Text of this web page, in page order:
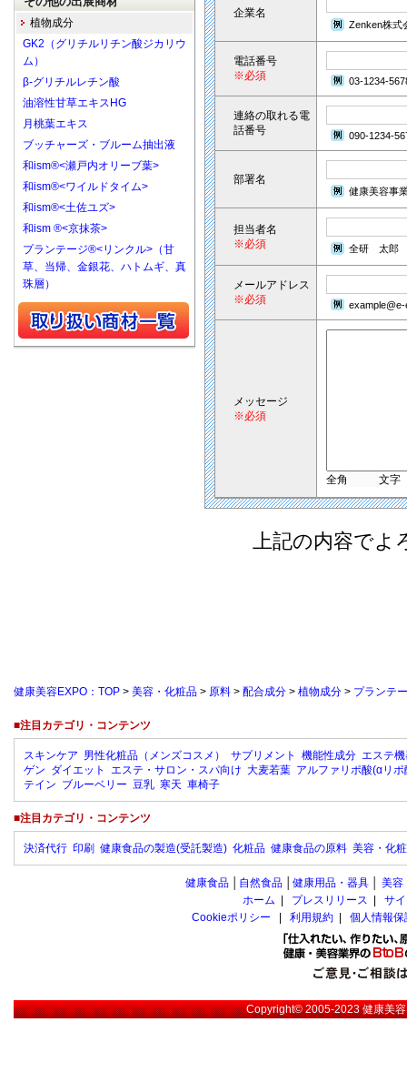
企業名
Zenken株式
電話番号
※必須
03-1234-
連絡の取れる電
話番号
090-1234-
部署名
健康美容事
担当者名
※必須
全研 太郎
メールアドレス
※必須
メッセージ
※必須
全角 文字
上記の内容でよ
植物成分
GK2（グリチルリチン酸ジカリウ
ム）
β-グリチルレチン酸
油溶性甘草エキスHG
月桃葉エキス
ブッチャーズ・ブルーム抽出液
和ism®<瀬戸内オリーブ葉>
和ism®<ワイルドタイム>
和ism®<土佐ユズ>
和ism ®<京抹茶>
プランテージ®<リンクル>（甘
草、当帰、金銀花、ハトムギ、真
珠層）
健康美容EXPO：TOP > 美容・化粧品 > 原料 > 配合成分 > 植物成分 > プランテ
■注目カテゴリ・コンテンツ
スキンケア 男性化粧品（メンズコスメ） サプリメント 機能性成分 エステ
ゲン ダイエット エステ・サロン・スパ向け 大麦若葉 アルファリポ酸(αリポ
テイン ブルーベリー 豆乳 寒天 車椅子
■注目カテゴリ・コンテンツ
決済代行 印刷 健康食品の製造(受託製造) 化粧品 健康食品の原料 美容・化
健康食品 自然食品 健康用品・器具 美容
ホーム
プレスリリース
サ
Cookieポリシー
利用規約 個人情報
Copyright© 2005-2023健康美